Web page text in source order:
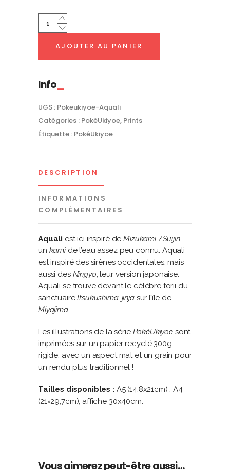
Aquali
|
PokéUkiyoe
AJOUTER AU PANIER
Info
UGS : Pokeukiyoe-Aquali
Catégories : PokéUkiyoe, Prints
Étiquette : PokéUkiyoe
DESCRIPTION
INFORMATIONS
COMPLÉMENTAIRES
Aquali est ici inspiré deMizukami/Suijin,
un kamide l’eau assez peu connu. Aquali
est inspiré des sirènes occidentales, mais
aussi des Ningyo, leur version japonaise.
Aquali se trouve devant le célèbre torii du
sanctuaireItsukushima-jinjasur l’île de
Miyajima.
Les illustrations de la série PokéUkiyoe sont
imprimées sur un papier recyclé 300g
rigide, avec un aspect mat et un grain pour
un rendu plus traditionnel !
Tailles disponibles : A5 (14,8x21cm) , A4
(21×29,7cm), affiche 30x40cm.
Vous aimerez peut-être aussi…